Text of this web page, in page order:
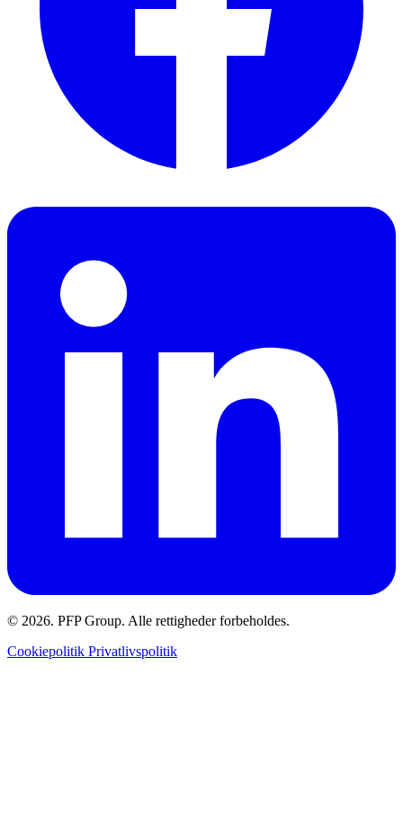
© 2026. PFP Group. Alle rettigheder forbeholdes.
Cookiepolitik Privatlivspolitik